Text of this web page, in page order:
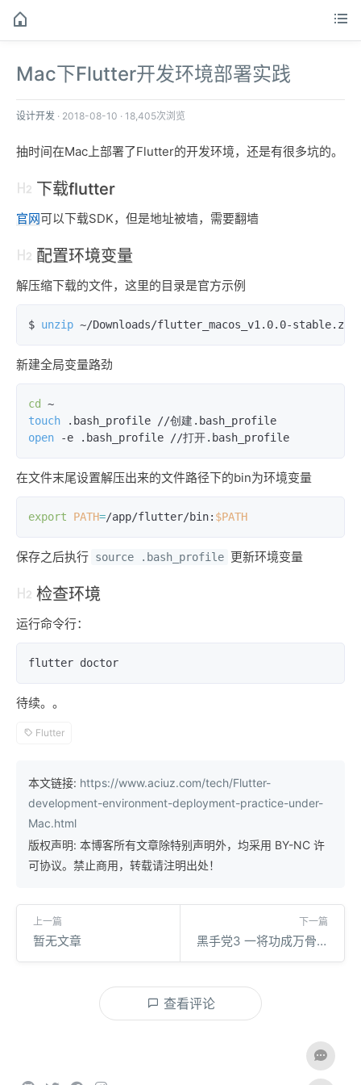
Mac下Flutter开发环境部署实践
设计开发 · 2018-08-10 · 18,405次浏览
抽时间在Mac上部署了Flutter的开发环境，还是有很多坑的。
下载flutter
官网可以下载SDK，但是地址被墙，需要翻墙
配置环境变量
解压缩下载的文件，这里的目录是官方示例
$ unzip ~/Downloads/flutter_macos_v1.0.0-stable.zip
新建全局变量路劲
cd
touch
open -e .bash_profile //打开.bash_profile
在文件末尾设置解压出来的文件路径下的bin为环境变量
export PATH=/app/flutter/bin: $PATH
保存之后执行 source .bash_profile 更新环境变量
检查环境
运行命令行：
flutter doctor
待续。。
Flutter
本文链接: https://www.aciuz.com/tech/Flutter-
development-environment-deployment-practice-under-
Mac.html
版权声明: 本博客所有文章除特别声明外，均采用 BY-NC 许
可协议。禁止商用，转载请注明出处！
上一篇
暂无文章
下一篇
黑手党3 一将功成万骨枯
查看评论